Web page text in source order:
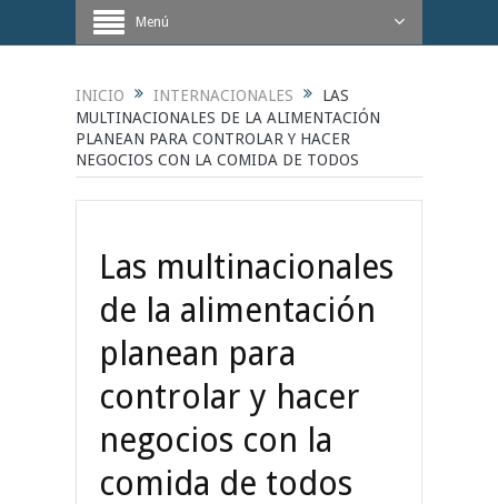
Periodística de Buenos Aires
Menú
INICIO INTERNACIONALES
LAS
MULTINACIONALES DE LA ALIMENTACIÓN
PLANEAN PARA CONTROLAR Y HACER
NEGOCIOS CON LA COMIDA DE TODOS
Las multinacionales
de la alimentación
planean para
controlar y hacer
negocios con la
comida de todos